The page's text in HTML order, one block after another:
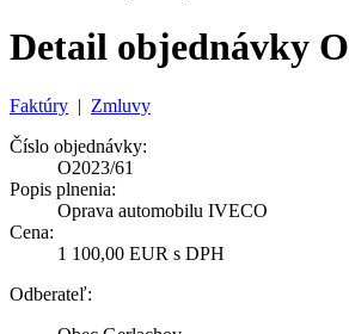
Detail objednávky
Faktúry | Zmluvy
Číslo objednávky:
O2023/61
Popis plnenia:
Oprava automobilu IVECO
Cena:
1 100,00 EUR s DPH
Odberateľ: